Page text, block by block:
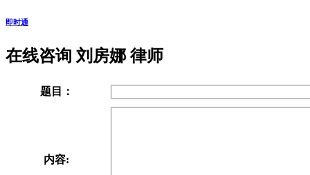
即时通
在线咨询 刘房娜 律师
题目：
内容: